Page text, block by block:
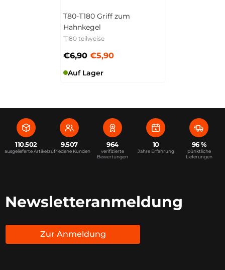
T80-T180 Griff zum
Hahnkegel
T180 teilweise
€6,90 €5,90
Auf Lager
110.502
ausgelieferte Artikel
9.507
zufriedene Kunden
964
verifizierte
Bewertungen
10
Jahre Erfahrung
96 %
pünktliche
Lieferungen
Newsletteranmeldung
Zur Anmeldung